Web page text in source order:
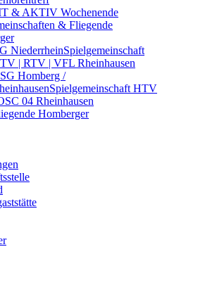
& AKTIV Wochenende
& Fliegende
NiederrheinSpielgemeinschaft
| RTV | VFL Rheinhausen
Homberg /
Spielgemeinschaft HTV
04 Rheinhausen
Homberger